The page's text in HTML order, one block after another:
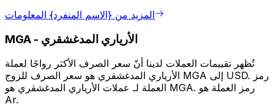
المزيد من {الاسم المنفرد} المعلومات
MGA - الأرياري المدغشقري
تُظهر تقييمات العملات لدينا أنّ سعر الصرف الأكثر رواجًا لعملة
الأرياري المدغشقري هو سعر الصرف للزوج MGA إلى USD. رمز
العملة لـ عملات الأرياري المدغشقري هو MGA. رمز العملة هو
Ar.